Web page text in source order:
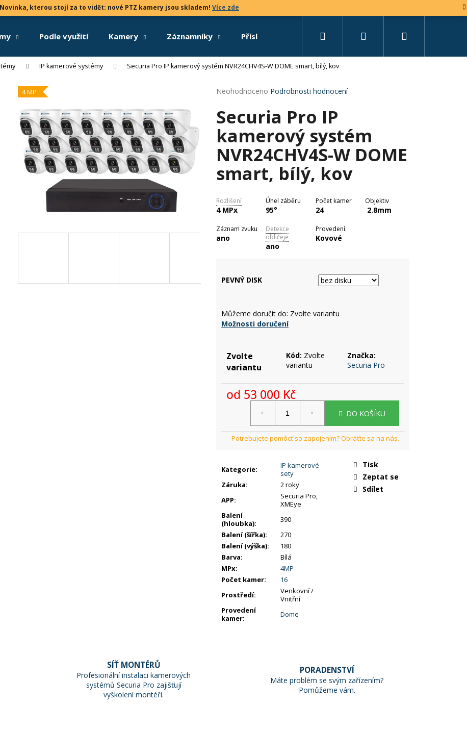
Novinka, kterou stojí za to vidět: nové PTZ kamery jsou skladem! Více zde
Podle využití Kamery Záznamníky Příslušenství Set na míru Přihlášení
IP kamerové systémy Securia Pro IP kamerový systém NVR24CHV4S-W DOME smart, bílý, kov
Průměrné
produktu
je
0,0
5
hvězdiček.
Neohodnoceno Podrobnosti hodnocení
Securia Pro IP
kamerový systém
NVR24CHV4S-W DOME
smart, bílý, kov
Rozlišení
4 MPx
Úhel záběru
95°
Počet kamer
24
Objektiv
2.8mm
Záznam zvuku
ano
Detekce
obličeje
ano
Provedení:
Kovové
PEVNÝ DISK
Můžeme doručit do: Zvolte variantu
Možnosti doručení
Zvolte
variantu
Kód: Zvolte
variantu
Značka:
Securia Pro
od 53 000 Kč
DO KOŠÍKU
Kategorie:
IP kamerové
sety
Záruka:
2 roky
APP:
Securia Pro,
XMEye
Balení
(hloubka):
390
Balení (šířka):
270
Balení (výška):
180
Barva:
Bílá
MPx:
4MP
Počet kamer:
16
Prostředí:
Venkovní /
Vnitřní
Provedení
kamer: Dome
Tisk
Zeptat se
Sdílet
4 MP
SÍŤ MONTÉRŮ
Profesionální instalaci kamerových
systémů Securia Pro zajišťují
vyškolení montéři.
PORADENSTVÍ
Máte problém se svým zařízením?
Pomůžeme vám.
Co potřebujete najít?
Doporučujeme